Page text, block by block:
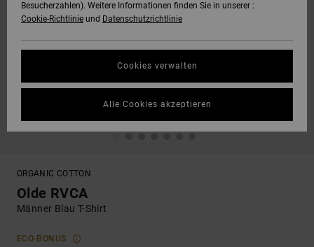
ORGANIC COTTON
Olde RVCA
Männer Blau T-Shirt
ECO-BONUS
Besucherzahlen). Weitere Informationen finden Sie in unserer :
Cookie-Richtlinie und Datenschutzrichtlinie
Cookies verwalten
Alle Cookies akzeptieren